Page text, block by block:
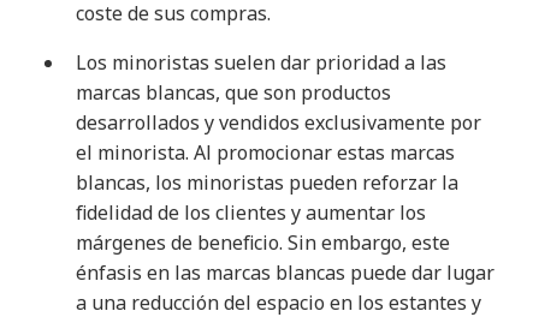
coste de sus compras.
Los minoristas suelen dar prioridad a las
marcas blancas, que son productos
desarrollados y vendidos exclusivamente por
el minorista. Al promocionar estas marcas
blancas, los minoristas pueden reforzar la
fidelidad de los clientes y aumentar los
márgenes de beneficio. Sin embargo, este
énfasis en las marcas blancas puede dar lugar
a una reducción del espacio en los estantes y